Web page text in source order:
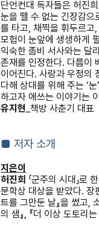
단언컨대 독자들은 허진
눈을 뗄 수 없는 긴장감으
를 타고,채찍을 휘두르고,
모험이 눈앞에 생생하게
익숙한 좀비 서사와는 달
존재를 인정한다. 다름이
이어진다.사랑과 우정의
다해 상대를 위해 주는‘눈
하고자 애쓰는 이야기는
유지현 _책방 사춘기 대표
■저자 소개
지은이
허진희 「군주의 시대 」로
문학상 대상을 받았다.장
트를 그만둔 날』을 썼고,
의 샘 』, 『더 이상 도토리